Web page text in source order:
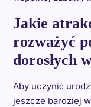
Jakie
rozważyć
dorosłych
Aby uczynić
jeszcze bardziej